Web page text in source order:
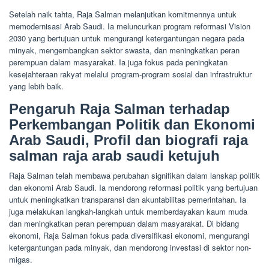
Setelah naik tahta, Raja Salman melanjutkan komitmennya untuk
memodernisasi Arab Saudi. Ia meluncurkan program reformasi Vision
2030 yang bertujuan untuk mengurangi ketergantungan negara pada
minyak, mengembangkan sektor swasta, dan meningkatkan peran
perempuan dalam masyarakat. Ia juga fokus pada peningkatan
kesejahteraan rakyat melalui program-program sosial dan infrastruktur
yang lebih baik.
Pengaruh Raja Salman terhadap
Perkembangan Politik dan Ekonomi
Arab Saudi, Profil dan biografi raja
salman raja arab saudi ketujuh
Raja Salman telah membawa perubahan signifikan dalam lanskap politik
dan ekonomi Arab Saudi. Ia mendorong reformasi politik yang bertujuan
untuk meningkatkan transparansi dan akuntabilitas pemerintahan. Ia
juga melakukan langkah-langkah untuk memberdayakan kaum muda
dan meningkatkan peran perempuan dalam masyarakat. Di bidang
ekonomi, Raja Salman fokus pada diversifikasi ekonomi, mengurangi
ketergantungan pada minyak, dan mendorong investasi di sektor non-
migas.